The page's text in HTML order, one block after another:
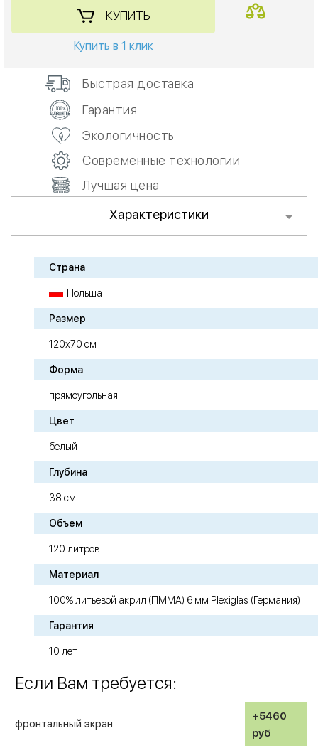
КУПИТЬ
Купить в 1 клик
Быстрая доставка
Гарантия
Экологичность
Современные технологии
Лучшая цена
Характеристики
Страна
Польша
Размер
120х70 см
Форма
прямоугольная
Цвет
белый
Глубина
38 см
Объем
120 литров
Материал
100% литьевой акрил (ПММА) 6 мм Plexiglas (Германия)
Гарантия
10 лет
Если Вам требуется:
фронтальный экран
+5460
руб